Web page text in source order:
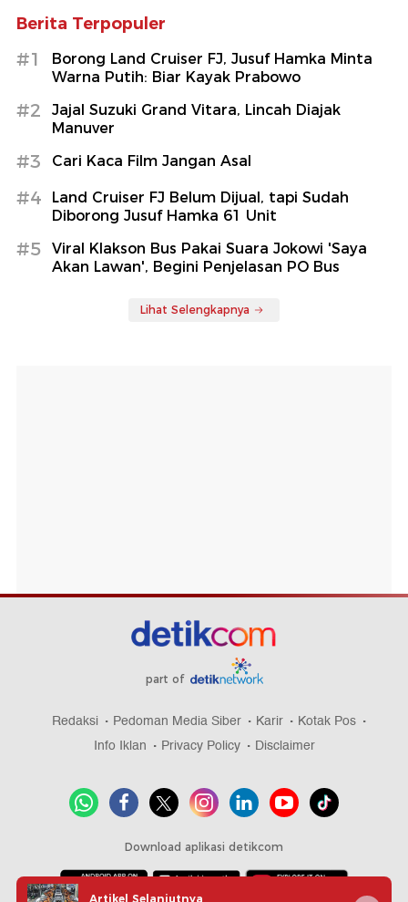
Berita Terpopuler
#1
Borong Land Cruiser FJ, Jusuf Hamka Minta
Warna Putih: Biar Kayak Prabowo
#2
Jajal Suzuki Grand Vitara, Lincah Diajak
Manuver
#3 Cari Kaca Film Jangan Asal
#4
Land Cruiser FJ Belum Dijual, tapi Sudah
Diborong Jusuf Hamka 61 Unit
#5
Viral Klakson Bus Pakai Suara Jokowi 'Saya
Akan Lawan', Begini Penjelasan PO Bus
Lihat Selengkapnya
part of
Redaksi Pedoman Media Siber Karir
Kotak Pos
Info Iklan
Privacy Policy Disclaimer
Download aplikasi detikcom
Artikel Selanjutnya